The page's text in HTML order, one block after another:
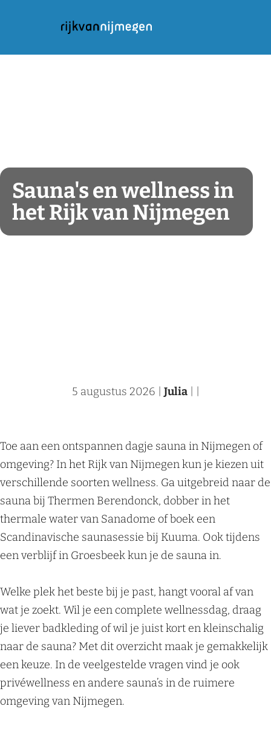
G
a
o
m
e
Sauna's en wellness in
het Rijk van Nijmegen
5 augustus 2026 Julia
Toe aan een ontspannen dagje sauna in Nijmegen of
omgeving? In het Rijk van Nijmegen kun je kiezen uit
verschillende soorten wellness. Ga uitgebreid naar de
sauna bij Thermen Berendonck, dobber in het
thermale water van Sanadome of boek een
Scandinavische saunasessie bij Kuuma. Ook tijdens
een verblijf in Groesbeek kun je de sauna in.
Welke plek het beste bij je past, hangt vooral af van
wat je zoekt. Wil je een complete wellnessdag, draag
je liever badkleding of wil je juist kort en kleinschalig
naar de sauna? Met dit overzicht maak je gemakkelijk
een keuze. In de veelgestelde vragen vind je ook
privéwellness en andere sauna’s in de ruimere
omgeving van Nijmegen.